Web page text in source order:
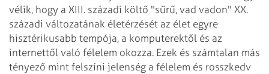
vélik, hogy a XIII. századi költő "sűrű, vad vadon" XX.
századi változatának életérzését az élet egyre
hisztérikusabb tempója, a komputerektől és az
internettől való félelem okozza. Ezek és számtalan más
tényező mint felszíni jelenség a félelem és rosszkedv